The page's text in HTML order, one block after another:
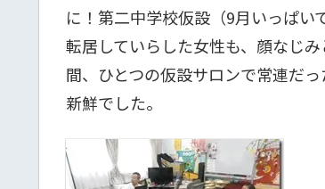
に！第二中学校仮設（9月いっぱ
転居していらした女性も、顔なじ
間、ひとつの仮設サロンで常連だ
新鮮でした。